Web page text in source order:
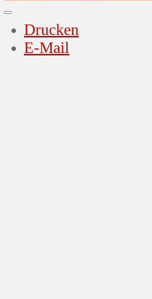
Drucken
E-Mail